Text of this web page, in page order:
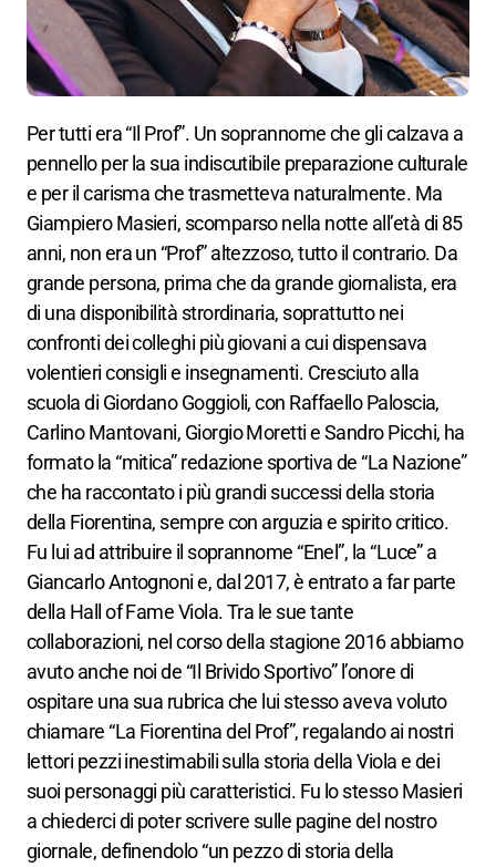
Per tutti era “Il Prof”. Un soprannome che gli calzava a
pennello per la sua indiscutibile preparazione culturale
e peril carisma che trasmetteva naturalmente. Ma
Giampiero Masieri, scomparso nella notte all’età di 85
anni, non era un “Prof” altezzoso, tutto il contrario. Da
grande persona, prima che da grande giornalista, era
di una disponibilità strordinaria, soprattuttonei
confronti dei colleghi più giovani a cui dispensava
volentieri consigli e insegnamenti. Cresciuto alla
scuola di Giordano Goggioli, con RaffaelloPaloscia,
Carlino Mantovani, Giorgio Moretti e Sandro Picchi, ha
formato la “mitica” redazione sportiva de “La Nazione”
che ha raccontato i più grandi successi della storia
della Fiorentina, sempre con arguzia e spirito critico.
Fu lui ad attribuire il soprannome “Enel”, la “Luce” a
Giancarlo Antognonie, dal 2017, è entrato a far parte
della Hall of Fame Viola.Tra le sue tante
collaborazioni, nel corso della stagione 2016 abbiamo
avuto anche noi de “Il Brivido Sportivo” l’onore di
ospitare una sua rubrica che lui stesso aveva voluto
chiamare “La Fiorentina del Prof”, regalandoai nostri
lettori pezzi inestimabilisulla storia dellaViolae dei
suoi personaggi più caratteristici. Fu lo stesso Masieri
a chiederci di poter scrivere sulle pagine del nostro
giornale, definendolo “un pezzo di storia della